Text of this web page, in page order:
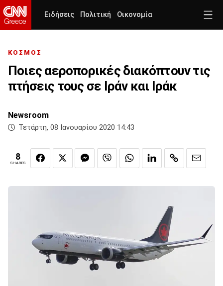
Ειδήσεις Πολιτική Οικονομία
ΚΟΣΜΟΣ
Ποιες αεροπορικές διακόπτουν τις
πτήσεις τους σε Ιράν και Ιράκ
Newsroom
Τετάρτη, 08 Ιανουαρίου 2020 14:43
8
SHARES